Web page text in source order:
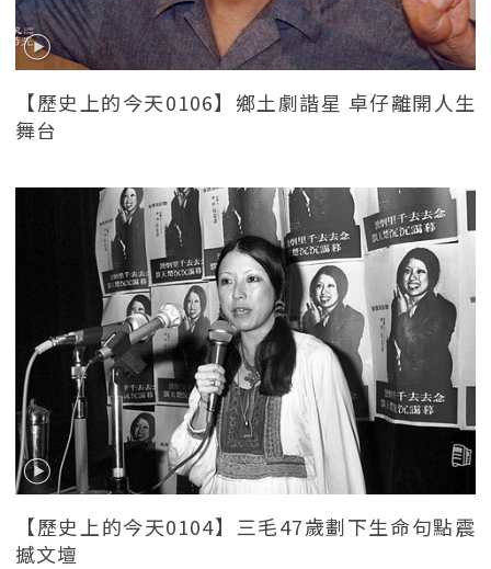
【歷史上的今天0106】鄉土劇諧星 卓仔離開人生
舞台
【歷史上的今天0104】三毛47歲劃下生命句點震
撼文壇